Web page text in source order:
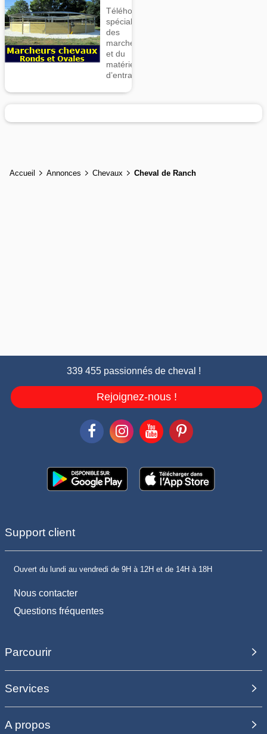
Téléhorse,
spécialiste
des
marcheurs
et du
matériel
d’entrainement
Accueil Annonces Chevaux Cheval de Ranch
339 455 passionnés de cheval !
Rejoignez-nous !
Support client
Ouvert du lundi au vendredi de 9H à 12H et de 14H à 18H
Nous contacter
Questions fréquentes
Parcourir
Services
A propos